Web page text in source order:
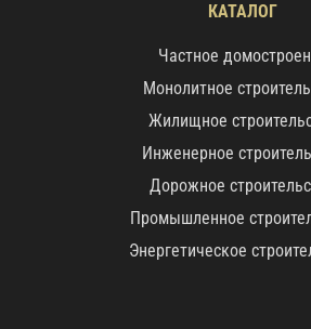
КАТАЛОГ
Частное
Монолитное
Жилищное
Инженерное
Дорожное
Промышленное
Энергетическое